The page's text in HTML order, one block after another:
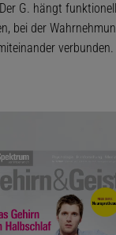
G. hängt
bei der
verbunden.